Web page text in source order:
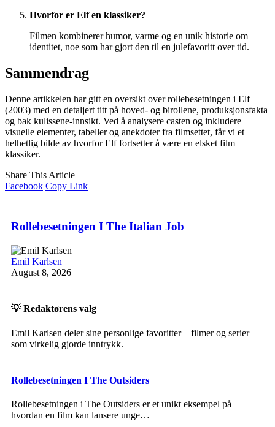
Hvorfor er Elf en klassiker?
Filmen kombinerer humor, varme og en unik historie om
identitet, noe som har gjort den til en julefavoritt over tid.
Sammendrag
Denne artikkelen har gitt en oversikt over rollebesetningen i Elf
(2003) med en detaljert titt på hoved- og birollene, produksjonsfakta
og bak kulissene-innsikt. Ved å analysere casten og inkludere
visuelle elementer, tabeller og anekdoter fra filmsettet, får vi et
helhetlig bilde av hvorfor Elf fortsetter å være en elsket film
klassiker.
Share This Article
Facebook Copy Link
Rollebesetningen I The Italian Job
Emil Karlsen
August 8, 2026
💡 Redaktørens valg
Emil Karlsen deler sine personlige favoritter – filmer og serier
som virkelig gjorde inntrykk.
Rollebesetningen I The Outsiders
Rollebesetningen i The Outsiders er et unikt eksempel på
hvordan en film kan lansere unge…